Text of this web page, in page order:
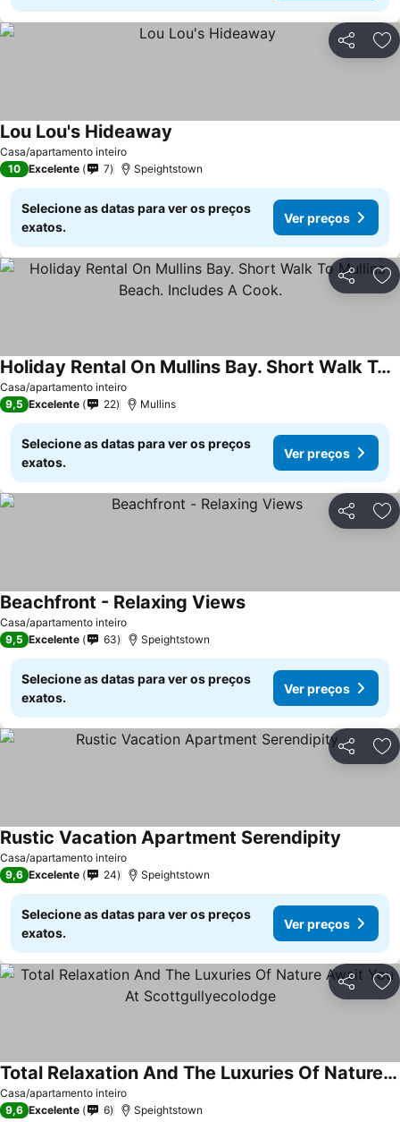
Partilhar
Casa/apartamento inteiro
Lou Lou's Hideaway
10 Excelente 7 Speightstown
Selecione as datas para ver os preços
exatos.
Ver preços
Partilhar
Casa/apartamento inteiro
Holiday Rental On Mullins Bay. Short Walk To Mullins Beach. Includes A Cook.
9,5 Excelente 22 Mullins
Selecione as datas para ver os preços
exatos.
Ver preços
Partilhar
Casa/apartamento inteiro
Beachfront - Relaxing Views
9,5 Excelente 63 Speightstown
Selecione as datas para ver os preços
exatos.
Ver preços
Partilhar
Casa/apartamento inteiro
Rustic Vacation Apartment Serendipity
9,6 Excelente 24 Speightstown
Selecione as datas para ver os preços
exatos.
Ver preços
Partilhar
Casa/apartamento inteiro
Total Relaxation And The Luxuries Of Nature Await You At Scottgullyecolodge
9,6 Excelente 6 Speightstown